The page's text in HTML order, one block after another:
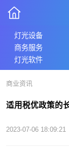
灯光设备
商务服务
灯光软件
商业资讯
适用税优政策的
2023-07-06 18:09:21